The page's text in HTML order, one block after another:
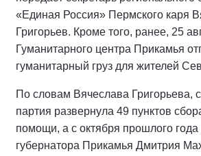
«Единая Россия» Пермского каря
Григорьев. Кроме того, ранее, 25
Гуманитарного центра Прикамья
гуманитарный груз для жителей
По словам Вячеслава Григорьева,
партия развернула 49 пунктов
помощи, а с октября прошлого
губернатора Прикамья Дмитрия